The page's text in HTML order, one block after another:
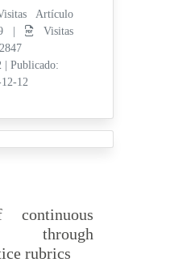
Artículo
|
Visitas
Publicado:
12
continuous
through
rubrics